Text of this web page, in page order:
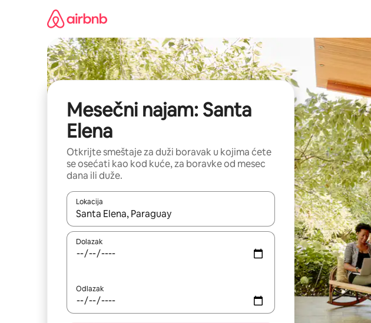
Mesečni najam: Santa
Elena
Otkrijte smeštaje za duži boravak u kojima ćete
se osećati kao kod kuće, za boravke od mesec
dana ili duže.
Lokacija
Kad su rezultati dostupni, možete da se krećete kroz njih pomoću strelica
Dolazak
Odlazak